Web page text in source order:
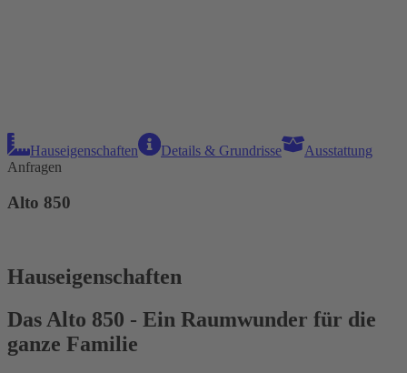
Hauseigenschaften Details & Grundrisse
Ausstattung
Anfragen
Alto 850
Hauseigenschaften
Das Alto 850 - Ein Raumwunder für die
ganze Familie